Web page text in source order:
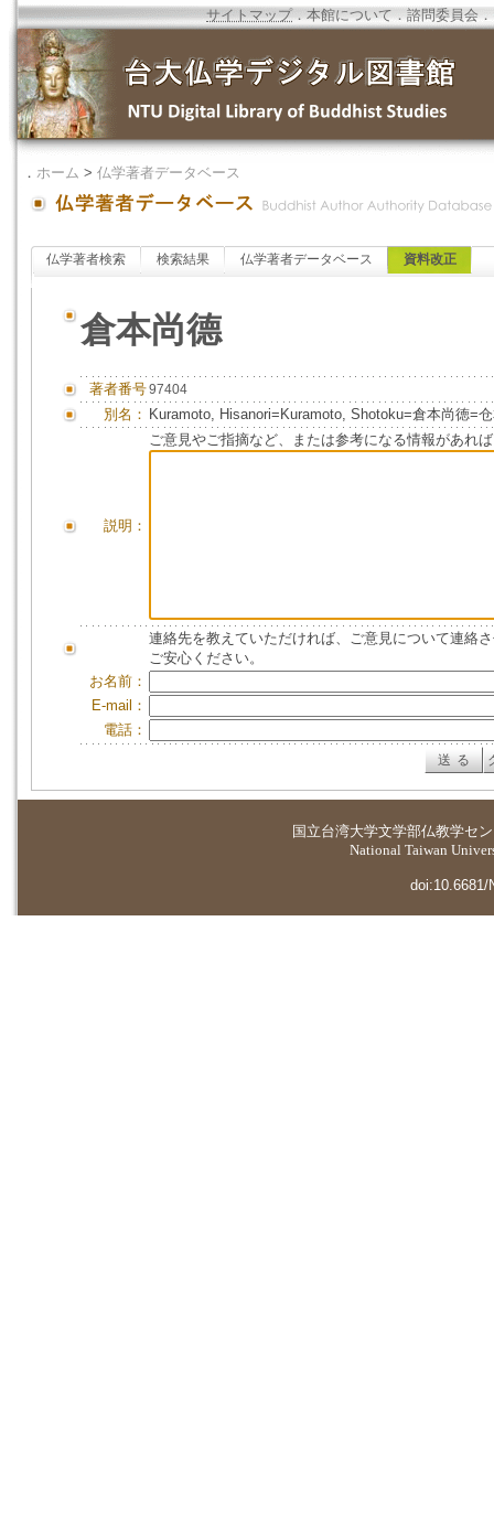
サイトマップ．本館について ．諮問委員会 ．
． ホーム > 仏学著者データベース
仏学著者検索 検索結果 仏学著者データベース 資料改正
倉本尚德
著者番号97404
別名： Kuramoto, Hisanori=Kuramoto, Shotoku=倉本尚徳=
説明：
ご意見やご指摘など、または参考になる情報があれ
連絡先を教えていただければ、ご意見について連絡
ご安心ください。
お名前：
E-mail：
電話：
国立台湾大学文学部仏教学セ
National Taiwan
doi:10.6681/